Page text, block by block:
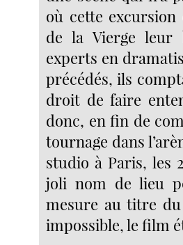
où cette excursion
de la Vierge leur
experts en
précédés, ils
droit de faire
donc, en fin de
tournage dans
studio à Paris, les
joli nom de lieu
mesure au titre
impossible, le film